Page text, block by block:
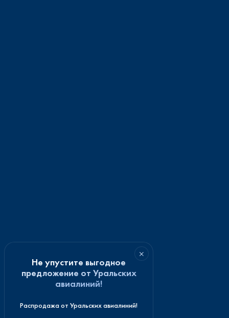
×
Не упустите выгодное
предложение от Уральских
авиалиний!
Распродажа от Уральских авиалиний!